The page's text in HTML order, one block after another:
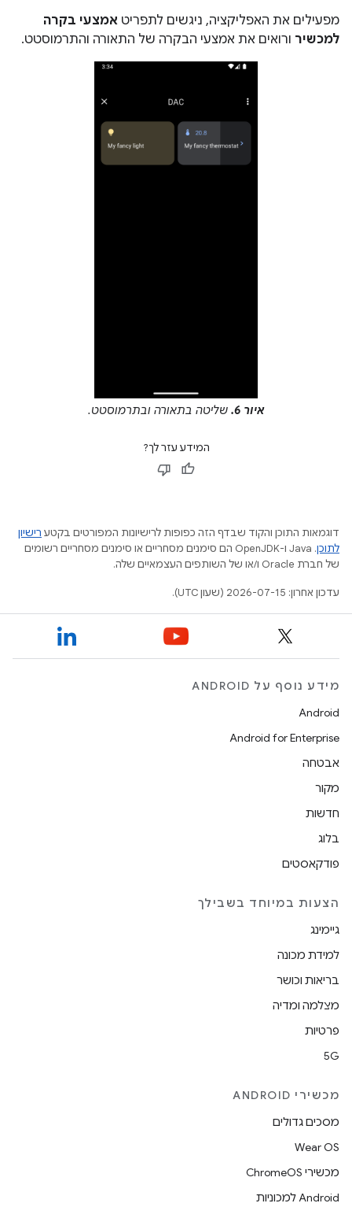
מפעילים את האפליקציה, ניגשים לתפריט אמצעי בקרה
למכשיר ורואים את אמצעי הבקרה של התאורה והתרמוסטט.
איור 6. שליטה בתאורה ובתרמוסטט.
המידע עזר לך?
דוגמאות התוכן והקוד שבדף הזה כפופות לרישיונות המפורטים בקטע רישיון
לתוכן
.‏ Java ו-OpenJDK הם סימנים מסחריים או סימנים מסחריים רשומים
של חברת Oracle ו/או של השותפים העצמאיים שלה.
עדכון אחרון: 2026-07-15 (שעון UTC).
מידע נוסף על ANDROID
Android
Android for Enterprise
אבטחה
מקור
חדשות
בלוג
פודקאסטים
הצעות במיוחד בשבילך
גיימינג
למידת מכונה
בריאות וכושר
מצלמה ומדיה
פרטיות
5G
מכשירי ANDROID
מסכים גדולים
Wear OS
מכשירי ChromeOS
Android למכוניות